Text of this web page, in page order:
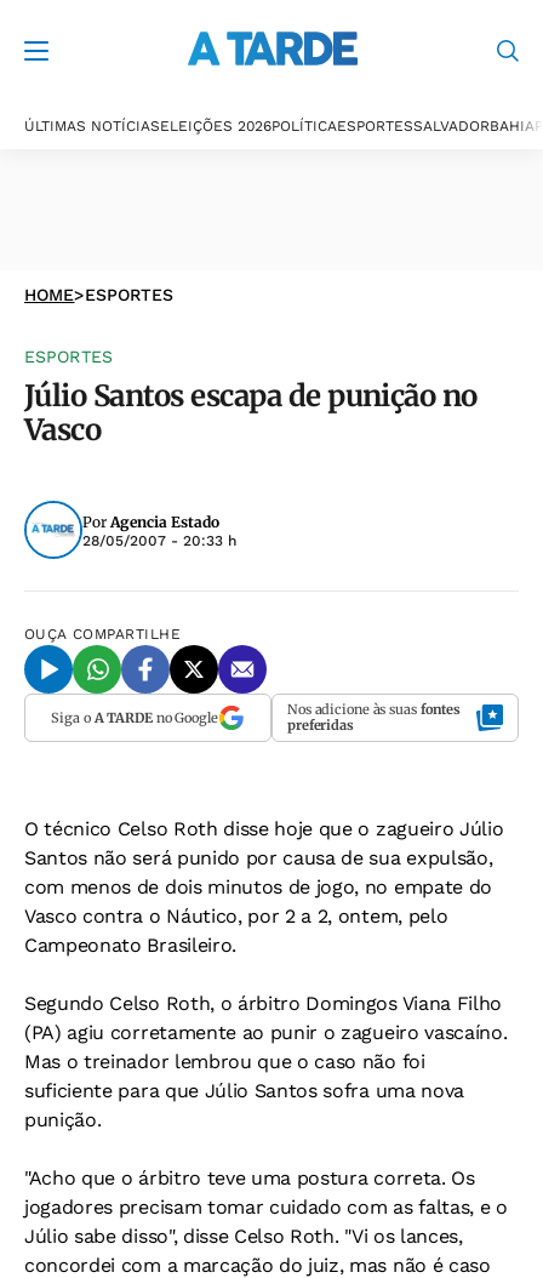
ÚLTIMAS NOTÍCIASELEIÇÕES 2026POLÍTICAESPORTESSALVADORBAHIA
HOME>ESPORTES
ESPORTES
Júlio Santos escapa de punição no
Vasco
PorAgencia Estado
28/05/2007 - 20:33 h
OUÇA COMPARTILHE
Siga o A TARDEno Google Nos adicione às suas fontes
preferidas
O técnico Celso Roth disse hoje que o zagueiro Júlio
Santos não será punido por causa de sua expulsão,
com menos de dois minutos de jogo, no empate do
Vasco contra o Náutico, por 2 a 2, ontem, pelo
Campeonato Brasileiro.
Segundo Celso Roth, o árbitro Domingos Viana Filho
(PA) agiu corretamente ao punir o zagueiro vascaíno.
Mas o treinador lembrou que o caso não foi
suficiente para que Júlio Santos sofra uma nova
punição.
"Acho que o árbitro teve uma postura correta. Os
jogadores precisam tomar cuidado com as faltas, e o
Júlio sabe disso", disse Celso Roth. "Vi os lances,
concordei com a marcação do juiz, mas não é caso